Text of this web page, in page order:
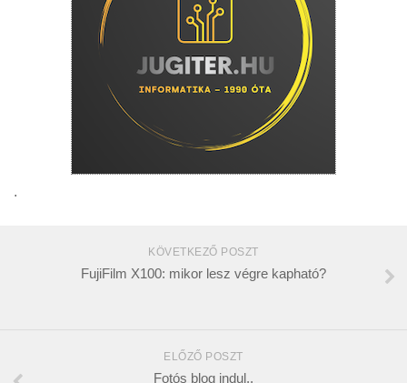
.
KÖVETKEZŐ POSZT
FujiFilm X100: mikor lesz végre kapható?
ELŐZŐ POSZT
Fotós blog indul..